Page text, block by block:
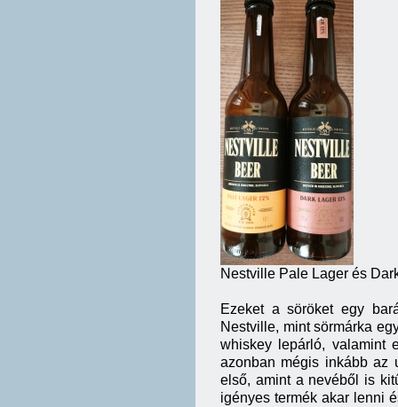
Nestville Pale Lager és
Ezeket a söröket egy
Nestville, mint sörmárka
whiskey lepárló, valamint
azonban mégis inkább az
első, amint a nevéből is
igényes termék akar lenni